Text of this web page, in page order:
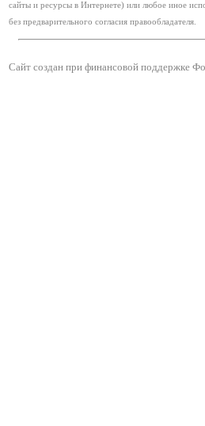
сайты и ресурсы в Интернете) или любое иное
без предварительного согласия правообладателя.
Сайт создан при финансовой поддержке